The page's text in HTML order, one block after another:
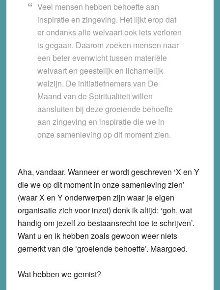
Veel mensen hebben behoefte aan
inspiratie en zingeving. Het lijkt erop dat
er ondanks alle welvaart ook iets verloren
is gegaan. Daarom zoeken mensen naar
een beter evenwicht tussen materiële
welvaart en geestelijk en lichamelijk
welzijn. De initiatiefnemers van De
Maand van de Spiritualiteit willen
aansluiten bij deze groeiende behoefte
aan zingeving en inspiratie die we in
onze samenleving op dit moment zien.
Aha, vandaar. Wanneer er wordt geschreven ‘X en Y
die we op dit moment in onze samenleving zien’
(waar X en Y onderwerpen zijn waar je eigen
organisatie zich voor inzet) denk ik altijd: ‘goh, wat
handig om jezelf zo bestaansrecht toe te schrijven’.
Want u en ik hebben zoals gewoon weer niets
gemerkt van die ‘groeiende behoefte’. Maargoed.
Wat hebben we gemist?